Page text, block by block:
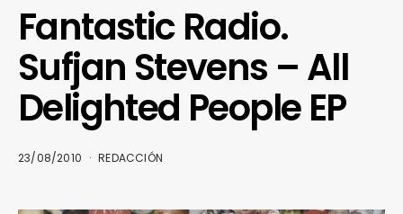
Fantastic Radio.
Sufjan Stevens – All
Delighted People EP
23/08/2010 REDACCIÓN